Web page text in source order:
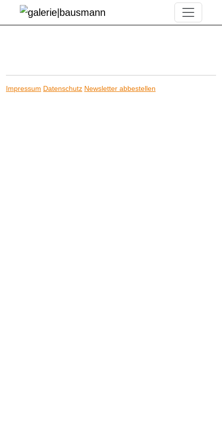
Impressum Datenschutz Newsletter abbestellen